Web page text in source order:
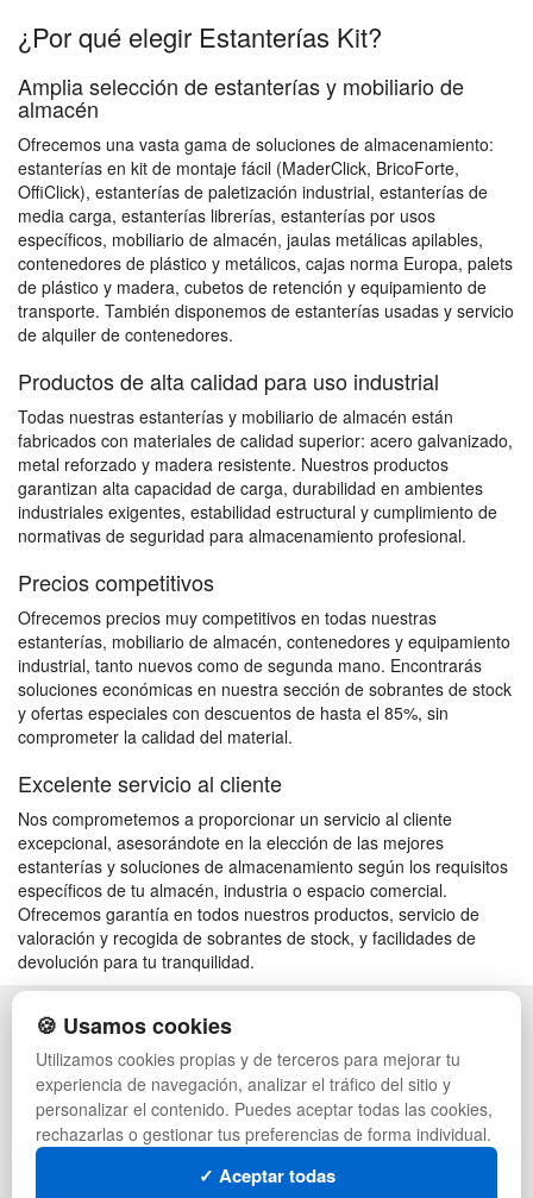
¿Por qué elegir Estanterías Kit?
Amplia selección de estanterías y mobiliario de
almacén
Ofrecemos una vasta gama de soluciones de almacenamiento:
estanterías en kit de montaje fácil (MaderClick, BricoForte,
OffiClick), estanterías de paletización industrial, estanterías de
media carga, estanterías librerías, estanterías por usos
específicos, mobiliario de almacén, jaulas metálicas apilables,
contenedores de plástico y metálicos, cajas norma Europa, palets
de plástico y madera, cubetos de retención y equipamiento de
transporte. También disponemos de estanterías usadas y servicio
de alquiler de contenedores.
Productos de alta calidad para uso industrial
Todas nuestras estanterías y mobiliario de almacén están
fabricados con materiales de calidad superior: acero galvanizado,
metal reforzado y madera resistente. Nuestros productos
garantizan alta capacidad de carga, durabilidad en ambientes
industriales exigentes, estabilidad estructural y cumplimiento de
normativas de seguridad para almacenamiento profesional.
Precios competitivos
Ofrecemos precios muy competitivos en todas nuestras
estanterías, mobiliario de almacén, contenedores y equipamiento
industrial, tanto nuevos como de segunda mano. Encontrarás
soluciones económicas en nuestra sección de sobrantes de stock
y ofertas especiales con descuentos de hasta el 85%, sin
comprometer la calidad del material.
Excelente servicio al cliente
Nos comprometemos a proporcionar un servicio al cliente
excepcional, asesorándote en la elección de las mejores
estanterías y soluciones de almacenamiento según los requisitos
específicos de tu almacén, industria o espacio comercial.
Ofrecemos garantía en todos nuestros productos, servicio de
valoración y recogida de sobrantes de stock, y facilidades de
devolución para tu tranquilidad.
POLÍTICA DE PRIVACIDAD
CONDICIONES DE USO
CAMBIOS Y DEVOLUCIONES
CONTACTO
QUIENES SOMOS
MAPA WEB
PREGUNTAS FRECUENTES
PALETS DE PLÁSTICO
MANUTENCIÓN
GESTIÓN DE RESIDUOS
PALETS
CONTENEDORES DE PLÁSTICO
LIQUIDACIÓN Y SOBRANTES
🍪 Usamos cookies
Utilizamos cookies propias y de terceros para mejorar tu
experiencia de navegación, analizar el tráfico del sitio y
personalizar el contenido. Puedes aceptar todas las cookies,
rechazarlas o gestionar tus preferencias de forma individual.
✓ Aceptar todas